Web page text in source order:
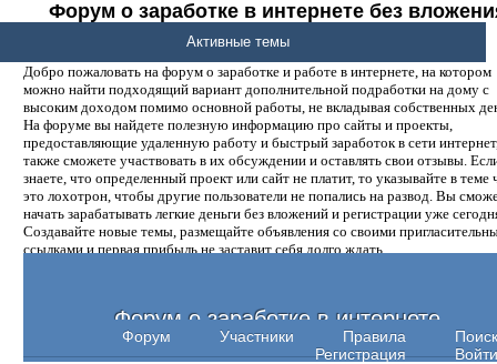
Форум о заработке в интернете без
денег.
Добро пожаловать на форум о заработке и работе в интернете, на котором
можно найти подходящий вариант дополнительной подработки на дому с
высоким доходом помимо основной работы, не вкладывая собственных
На форуме вы найдете полезную информацию про сайты и проекты,
предоставляющие удаленную работу и быстрый заработок в сети
также сможете участвовать в их обсуждении и оставлять свои отзывы.
знаете, что определенный проект или сайт не платит, то указывайте в теме
это лохотрон, чтобы другие пользователи не попались на развод. Вы
начать зарабатывать легкие деньги без вложений и регистрации уже
Создавайте новые темы, размещайте объявления со своими
ссылками и первая прибыль не заставит себя долго ждать.
Форум о заработке в интернете
Форум Участники Правила
Поиск
Регистрация
Войти
Активные темы